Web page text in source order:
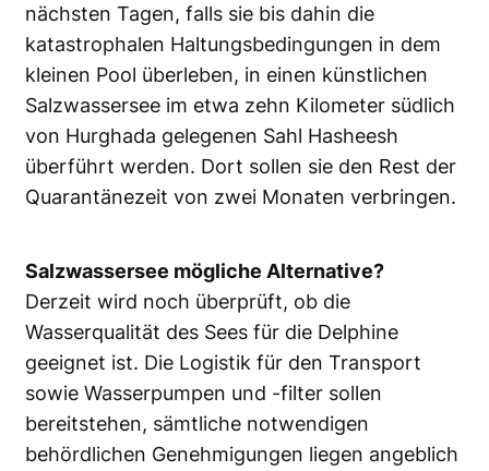
nächsten Tagen, falls sie bis dahin die
katastrophalen Haltungsbedingungen in dem
kleinen Pool überleben, in einen künstlichen
Salzwassersee im etwa zehn Kilometer südlich
von Hurghada gelegenen Sahl Hasheesh
überführt werden. Dort sollen sie den Rest der
Quarantänezeit von zwei Monaten verbringen.
Salzwassersee mögliche Alternative?
Derzeit wird noch überprüft, ob die
Wasserqualität des Sees für die Delphine
geeignet ist. Die Logistik für den Transport
sowie Wasserpumpen und -filter sollen
bereitstehen, sämtliche notwendigen
behördlichen Genehmigungen liegen angeblich